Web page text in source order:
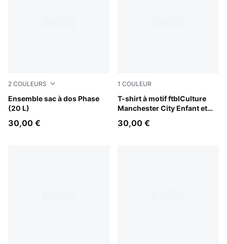
2 COULEURS
Ensemble sac à dos Phase
(20 L)
Moody Gray-Smokey Gray-Geometric AOP
30,00 €
1 COULEUR
T-shirt à motif ftblCulture
Manchester City Enfant et
PUMA Black-Flaxen
30,00 €